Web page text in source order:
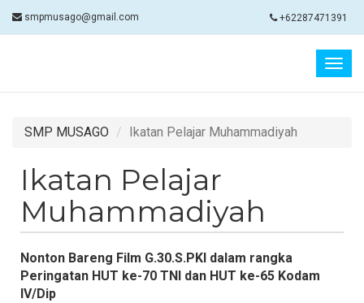
smpmusago@gmail.com +62287471391
SMP MUSAGO Ikatan Pelajar Muhammadiyah
Ikatan Pelajar
Muhammadiyah
Nonton Bareng Film G.30.S.PKI dalam rangka
Peringatan HUT ke-70 TNI dan HUT ke-65 Kodam
IV/Dip